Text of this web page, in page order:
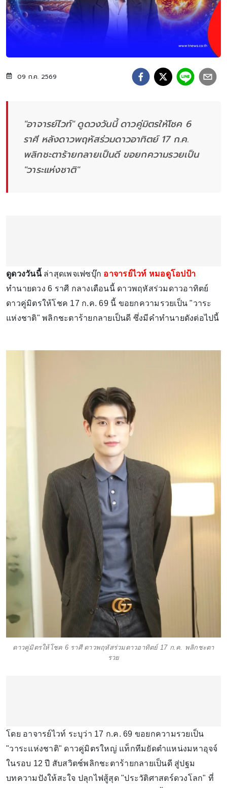
09 ก.ค. 2569
"อาจารย์ไวท์" ดูดวงวันนี้ ดาวคู่มิตรให้โชค 6
ราศี หลังดาวพฤหัสร่วมดาวอาทิตย์ 17 ก.ค.
พลิกชะตาร้ายกลายเป็นดี ขอยกความรวยเป็น
"วาระแห่งชาติ"
ดูดวงวันนี้ ล่าสุดเพจเฟซบุ๊ก อาจารย์ไวท์ หมอดูโอปป้า
ทำนายดวง 6 ราศี กลางเดือนนี้ ดาวพฤหัสร่วมดาวอาทิตย์
ดาวคู่มิตรให้โชค 17 ก.ค. 69 นี้ ขอยกความรวยเป็น "วาระ
แห่งชาติ" พลิกชะตาร้ายกลายเป็นดี ซึ่งมีคำทำนายดังต่อไปนี้
ดาวคู่มิตรให้โชค 6 ราศี ดาวพฤหัสร่วมดาวอาทิตย์ 17 ก.ค. พลิกชะตา
รวย
โดย อาจารย์ไวท์ ระบุว่า 17 ก.ค. 69 ขอยกความรวยเป็น
"วาระแห่งชาติ" ดาวคู่มิตรใหญ่ แท็กทีมยัดตำแหน่งมหาอุจจ์
ในรอบ 12 ปี สับสวิตช์พลิกชะตาร้ายกลายเป็นดี สู่ปฐม
บทความปังให้สะใจ ปลุกไฟสู้สุด "ประวัติศาสตร์ดวงโลก" ที่